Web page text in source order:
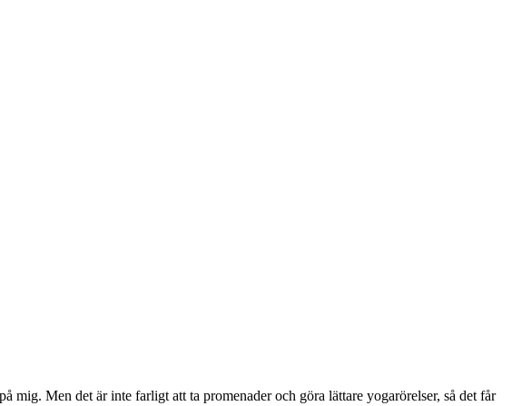
mig. Men det är inte farligt att ta promenader och göra lättare yogarörelser, så det får